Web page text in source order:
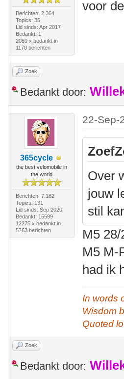
Berichten: 2.364
Topics: 35
Lid sinds: Apr 2017
Bedankt: 1
2089 x bedankt in
1170 berichten
voor
Zoek
Bedankt door:
365cycle
the best velomobile in
the world
Berichten: 7.182
Topics: 131
Lid sinds: Sep 2020
Bedankt: 15599
12275 x bedankt in
5763 berichten
22-Sep-
Over
jouw
stil
M5
M5 M-
had ik
In words
Wisdom
Quoted
Zoek
Bedankt door: